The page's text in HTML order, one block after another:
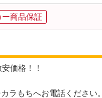
ー商品保証
価格！！
ラもちへお電話ください。